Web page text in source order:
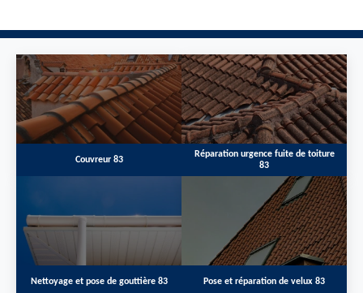
Couvreur 83
Réparation urgence fuite de toiture
83
Nettoyage et pose de gouttière 83 Pose et réparation de velux 83